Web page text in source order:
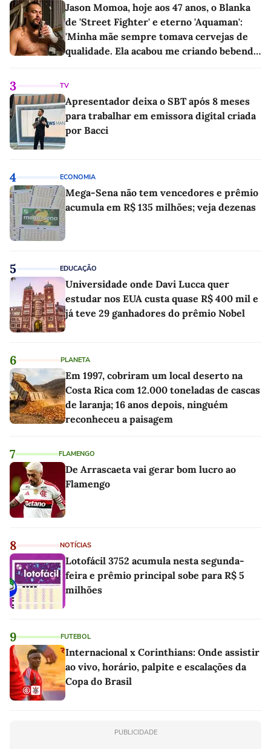
Jason Momoa, hoje aos 47 anos, o Blanka
de 'Street Fighter' e eterno 'Aquaman':
'Minha mãe sempre tomava cervejas de
qualidade. Ela acabou me criando bebendo
3 TV
Apresentador deixa o SBT após 8 meses
para trabalhar em emissora digital criada
por Bacci
4 ECONOMIA
Mega-Sena não tem vencedores e prêmio
acumula em R$ 135 milhões; veja dezenas
5 EDUCAÇÃO
Universidade onde Davi Lucca quer
estudar nos EUA custa quase R$ 400 mil e
já teve 29 ganhadores do prêmio Nobel
6 PLANETA
Em 1997, cobriram um local deserto na
Costa Rica com 12.000 toneladas de cascas
de laranja; 16 anos depois, ninguém
reconheceu a paisagem
7 FLAMENGO
De Arrascaeta vai gerar bom lucro ao
Flamengo
8 NOTÍCIAS
Lotofácil 3752 acumula nesta segunda-
feira e prêmio principal sobe para R$ 5
milhões
9 FUTEBOL
Internacional x Corinthians: Onde assistir
ao vivo, horário, palpite e escalações da
Copa do Brasil
PUBLICIDADE